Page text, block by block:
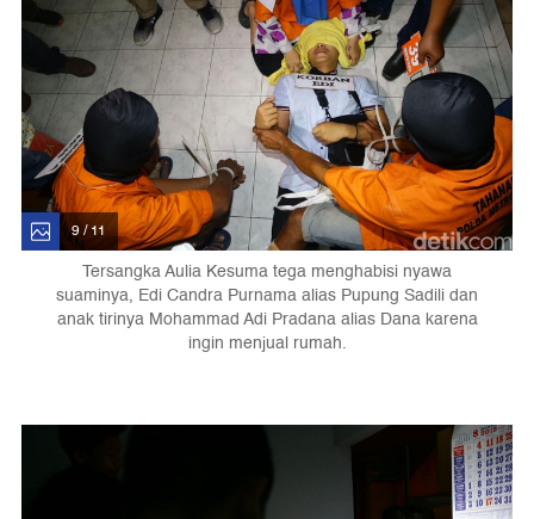
9 / 11
Tersangka Aulia Kesuma tega menghabisi nyawa
suaminya, Edi Candra Purnama alias Pupung Sadili dan
anak tirinya Mohammad Adi Pradana alias Dana karena
ingin menjual rumah.